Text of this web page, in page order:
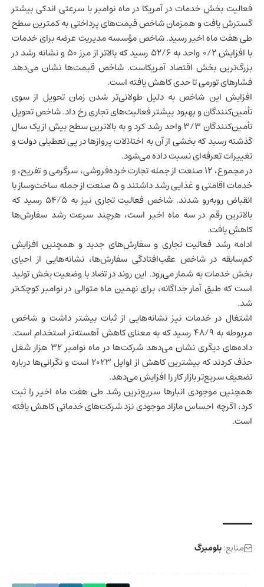
فعالیت بخش خدمات در آمریکا در ماه نوامبر با سرعتی اندکی بیشتر
گسترش یافت و همزمان شاخص قیمت‌های پرداختی به کمترین سطح
طی هفت ماه اخیر رسید. شاخص مؤسسه مدیریت عرضه برای خدمات
با افزایش ۰/۲ واحد به ۵۲/۶ رسید که بالاتر از مرز ۵۰ و نشانه رشد در
بزرگ‌ترین بخش اقتصاد آمریکاست. شاخص قیمت‌ها نشان می‌دهد
فشارهای تورمی تا حدی کاهش یافته است.
افزایش این شاخص به دلیل طولانی‌تر شدن زمان تحویل از سوی
تأمین‌کنندگان و بهبود بیشتر فعالیت‌های تجاری رخ داد. شاخص تحویل
تأمین‌کنندگان ۳/۳ واحد رشد کرد و به بالاترین سطح بیش از یک سال
گذشته رسید که بخشی از آن به اختلالات پروازها در پی تعطیلی دولت و
تغییرات تعرفه‌ای نسبت داده می‌شود.
در مجموع، ۱۲ صنعت از جمله تجارت خرده‌فروشی، سرگرمی و تفریح، و
خدمات اقامتی و غذایی رشد داشتند و ۵ صنعت از جمله ساخت‌وساز با
انقباض روبه‌رو شدند. شاخص فعالیت تجاری نیز به ۵۴/۵ رسید که
بالاترین رقم در سه ماه اخیر است، هرچند سرعت رشد سفارش‌ها
کاهش یافت.
ادامه رشد فعالیت تجاری و سفارش‌های جدید و همچنین افزایش
کم‌سابقه در شاخص عقب‌افتادگی سفارش‌ها، نشانه‌هایی از احیای
بخش خدمات به شمار می‌رود. این روند در تضاد با وضعیت بخش تولید
است که طبق آمار جداگانه، برای نهمین ماه متوالی در نوامبر کوچک‌تر
شد.
اشتغال در خدمات نیز نشانه‌هایی از ثبات بیشتر داشت و شاخص
مربوطه به ۴۸/۹ رسید که به معنای کاهش آهسته‌تر استخدام است.
داده‌های دیگری نشان می‌دهد شرکت‌ها در ماه نوامبر ۳۲ هزار شغل
حذف کردند که بیشترین کاهش از اوایل ۲۰۲۳ است و نگرانی‌ها درباره
تضعیف سریع‌تربازار کاررا افزایش می‌دهد.
همچنین موجودی انبارها سریع‌ترین رشد طی هفت ماه اخیر را ثبت
کرد، اگرچه احساس مازاد موجودی نزد شرکت‌های خدماتی کاهش یافته
است.
منابع:بلومبرگ